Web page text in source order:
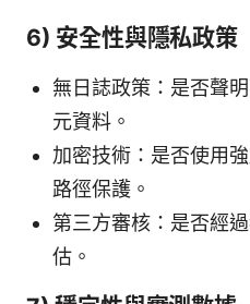
6) 安全性與隱私政策
無日誌政策：是否聲
元資料。
加密技術：是否使用
路徑保護。
第三方審核：是否經
估。